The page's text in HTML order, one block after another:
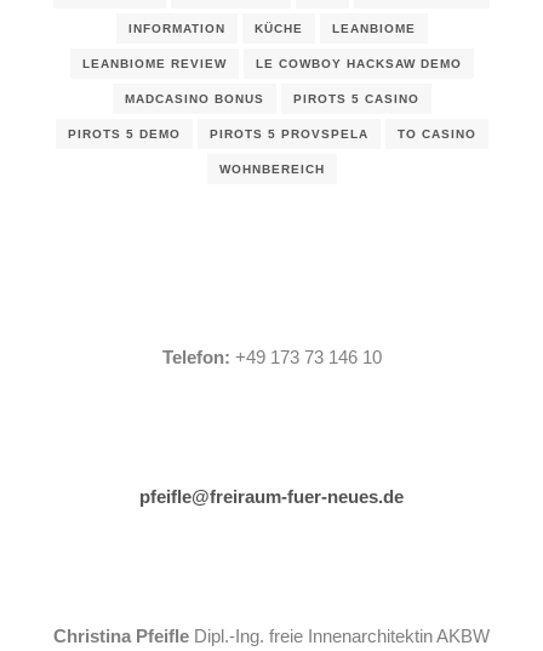
INFORMATION KÜCHE LEANBIOME
LEANBIOME REVIEW LE COWBOY HACKSAW DEMO
MADCASINO BONUS PIROTS 5 CASINO
PIROTS 5 DEMO PIROTS 5 PROVSPELA TO CASINO
WOHNBEREICH
Telefon: +49 173 73 146 10
pfeifle@freiraum-fuer-neues.de
Christina Pfeifle Dipl.-Ing. freie Innenarchitektin AKBW